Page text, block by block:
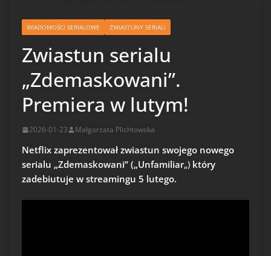
WIADOMOŚCI SERIALOWE ZWIASTUNY SERIALI
Zwiastun serialu
„Zdemaskowani”.
Premiera w lutym!
2026-01-23 Małgorzata Plichtowska
Netflix zaprezentował zwiastun swojego nowego
serialu „Zdemaskowani” („Unfamiliar„) który
zadebiutuje w streamingu 5 lutego.